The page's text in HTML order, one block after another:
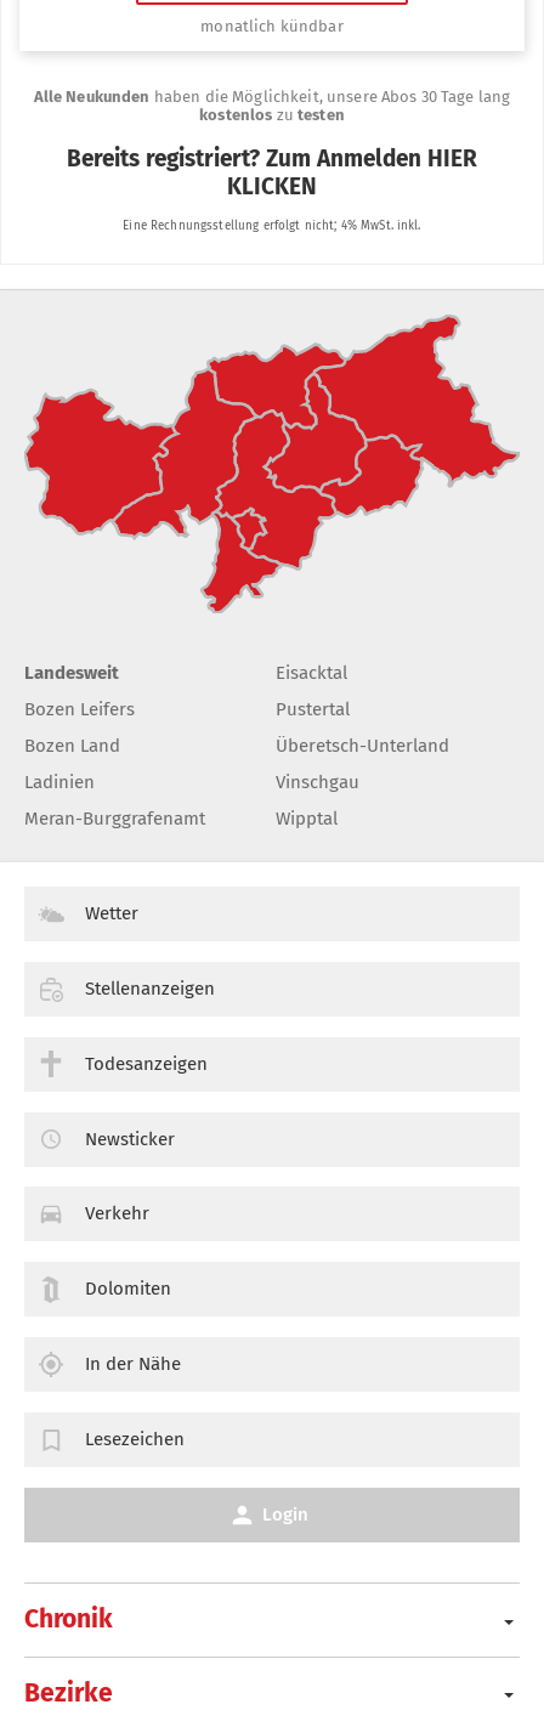
Landesweit
Bozen Leifers
Bozen Land
Ladinien
Meran-Burggrafenamt
Eisacktal
Pustertal
Überetsch-Unterland
Vinschgau
Wipptal
Chronik
Bezirke
Wetter
Stellenanzeigen
Todesanzeigen
Newsticker
Verkehr
Dolomiten
In der Nähe
Lesezeichen
Login